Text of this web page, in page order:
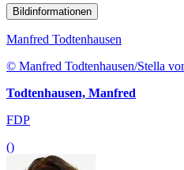
Bildinformationen
Manfred Todtenhausen
© Manfred Todtenhausen/Stella
Todtenhausen, Manfred
FDP
()